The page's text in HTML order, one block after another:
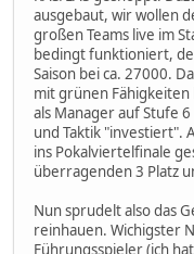
ausgebaut, wir wollen
großen Teams live im
bedingt funktioniert,
Saison bei ca. 27000.
mit grünen Fähigkeiten
als Manager auf Stufe
und Taktik "investiert".
ins Pokalviertelfinale
überragenden 3 Platz
Nun sprudelt also das
reinhauen. Wichigster
Führungsspieler (ich